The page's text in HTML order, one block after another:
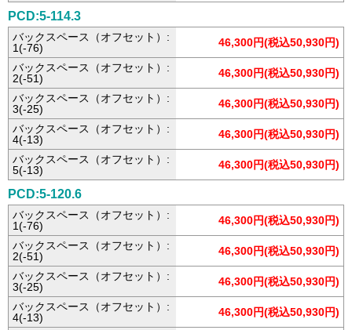
PCD:5-114.3
バックスペース（オフセット）:
1(-76)
46,300円(税込50,930円)
バックスペース（オフセット）:
2(-51)
46,300円(税込50,930円)
バックスペース（オフセット）:
3(-25)
46,300円(税込50,930円)
バックスペース（オフセット）:
4(-13)
46,300円(税込50,930円)
バックスペース（オフセット）:
5(-13)
46,300円(税込50,930円)
PCD:5-120.6
バックスペース（オフセット）:
1(-76)
46,300円(税込50,930円)
バックスペース（オフセット）:
2(-51)
46,300円(税込50,930円)
バックスペース（オフセット）:
3(-25)
46,300円(税込50,930円)
バックスペース（オフセット）:
4(-13)
46,300円(税込50,930円)